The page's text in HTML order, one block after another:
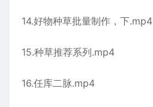
14.好物种草批量制作，下.mp4
15.种草推荐系列.mp4
16.任库二脉.mp4